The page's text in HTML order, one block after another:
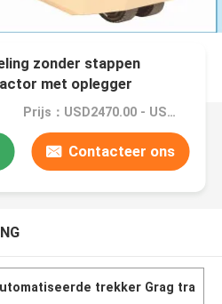
zonder stappen
met oplegger
Prijs：USD2470.00 - USD4700.00
Contacteer ons
trekker Grag tra